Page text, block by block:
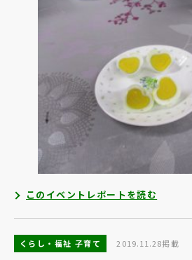
このイベントレポートを読む
くらし・福祉 子育て 2019.11.28掲載